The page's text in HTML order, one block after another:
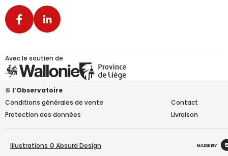
Avec le soutien de
© l’Observatoire
Conditions générales de vente
Protection des données
Livraison
Contact
Illustrations © Absurd Design